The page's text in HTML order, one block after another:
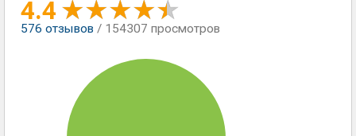
4.4
576 отзывов / 154307 просмотров